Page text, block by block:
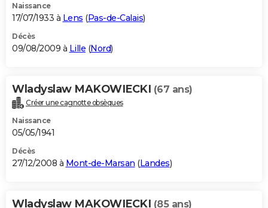
Naissance
17/07/1933 à Lens (Pas-de-Calais)
Décès
09/08/2009 à Lille (Nord)
Wladyslaw MAKOWIECKI (67 ans)
Créer une cagnotte obsèques
Naissance
05/05/1941
Décès
27/12/2008 à Mont-de-Marsan (Landes)
Wladyslaw MAKOWIECKI (85 ans)